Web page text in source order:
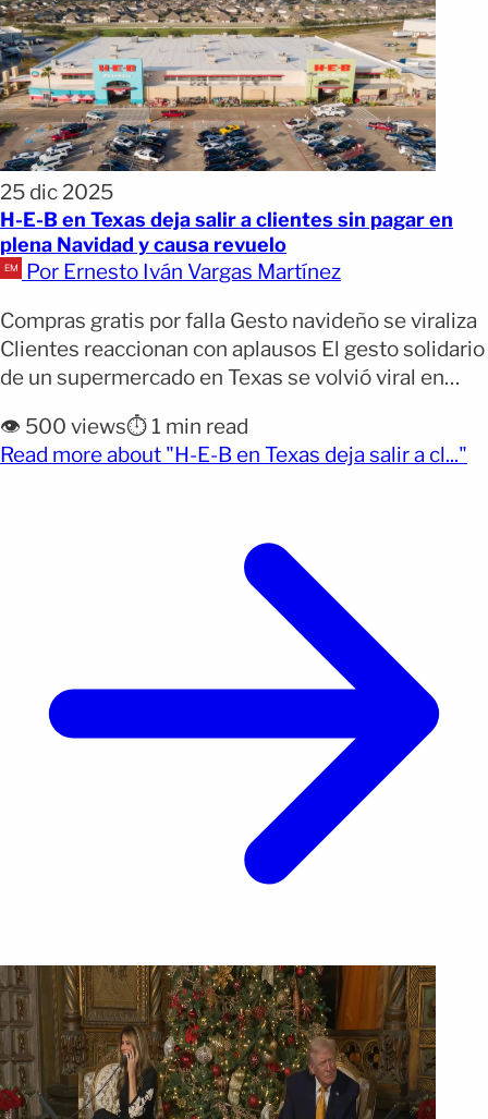
25 dic 2025
H-E-B en Texas deja salir a clientes sin pagar en
plena Navidad y causa revuelo
Por Ernesto Iván Vargas Martínez
Compras gratis por falla Gesto navideño se viraliza
Clientes reaccionan con aplausos El gesto solidario
de un supermercado en Texas se volvió viral en
muestra cómo una tienda H-E-B regaló
comestibles a decenas de clientes que esperaban
👁️ 500 views⏱️ 1 min read
Read more about "H-E-B en Texas deja salir a cl..."